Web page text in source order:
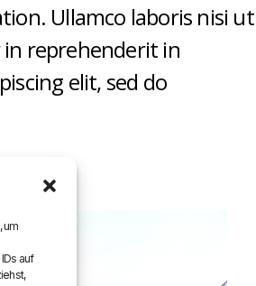
um
auf
Ullamco laboris nisi ut
in reprehenderit in
elit, sed do